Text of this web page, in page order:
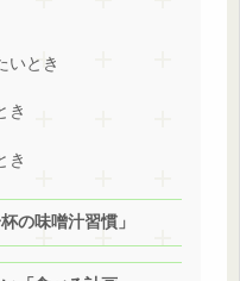
いとき
き
き
の味噌汁習慣」